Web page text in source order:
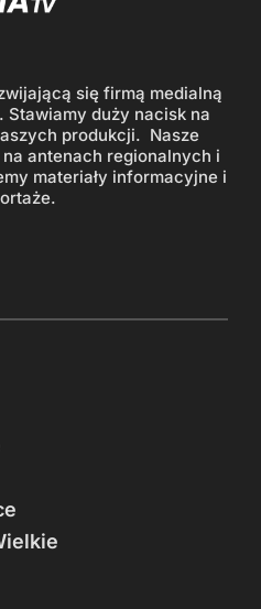
się firmą medialną
Stawiamy duży nacisk na
produkcji. Nasze
antenach regionalnych i
materiały informacyjne i